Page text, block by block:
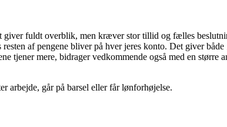
fuldt overblik, men kræver stor tillid og fælles
af pengene bliver på hver jeres konto. Det giver
tjener mere, bidrager vedkommende også med en større
arbejde, går på barsel eller får lønforhøjelse.